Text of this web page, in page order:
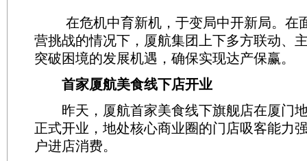
在危机中育新机，于变局中开新局。在
营挑战的情况下，厦航集团上下多方联动、
突破困境的发展机遇，确保实现达产保赢。
首家厦航美食线下店开业
昨天，厦航首家美食线下旗舰店在厦门
正式开业，地处核心商业圈的门店吸客能力
户进店消费。